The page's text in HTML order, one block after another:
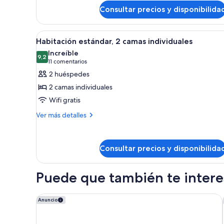
Consultar precios y
Abrir
todas
las
fotos
de
Habitación
estándar,
2
Ropa de cama
10
Habitación estándar, 2 camas individuales
9,29,2 de 10
Increíble
11 comentarios
(11 comentarios)
2 huéspedes
2 camas individuales
Wifi gratis
Ver más detalles
Más
2
individuales
Consultar precios y
Puede que también te
Anuncio
Crowne Plaza Manchester Airport by IHG